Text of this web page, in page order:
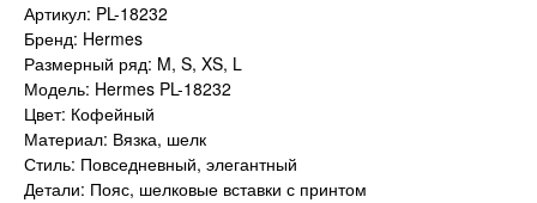
Артикул: PL-18232
Бренд: Hermes
Размерный ряд: M, S, XS, L
Модель: Hermes PL-18232
Цвет: Кофейный
Материал: Вязка, шелк
Стиль: Повседневный, элегантный
Детали: Пояс, шелковые вставки с принтом